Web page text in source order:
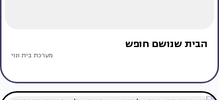
הבית שנושם חופש
מערכת בית ונוי